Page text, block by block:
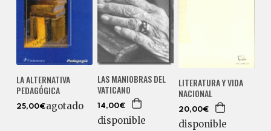
LA ALTERNATIVA
PEDAGÓGICA
25,00€agotado
LAS MANIOBRAS DEL
VATICANO
14,00€
disponible
LITERATURA Y VIDA
NACIONAL
20,00€
disponible